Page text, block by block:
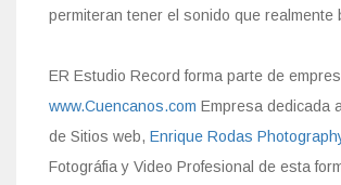
permiteran tener el sonido que realmente
ER Estudio Record forma parte de
www.Cuencanos.com Empresa dedicada
de Sitios web, Enrique Rodas
Fotográfia y Video Profesional de esta